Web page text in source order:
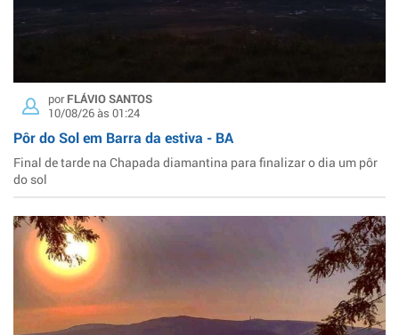
porFLÁVIO SANTOS
10/08/26 às 01:24
Pôr do Sol em Barra da estiva - BA
Final de tarde na Chapada diamantina para finalizar o dia um pôr
do sol